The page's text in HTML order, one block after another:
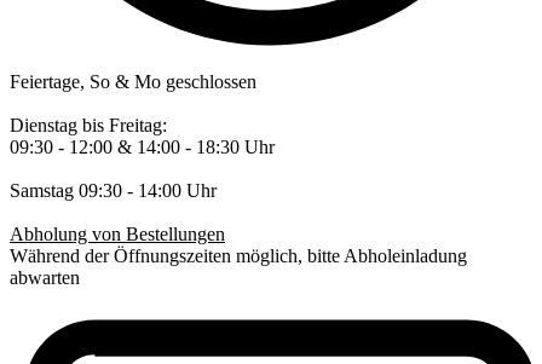
Feiertage, So & Mo geschlossen
Dienstag bis Freitag:
09:30 - 12:00 & 14:00 - 18:30 Uhr
Samstag 09:30 - 14:00 Uhr
Abholung von Bestellungen
Während der Öffnungszeiten möglich, bitte Abholeinladung
abwarten